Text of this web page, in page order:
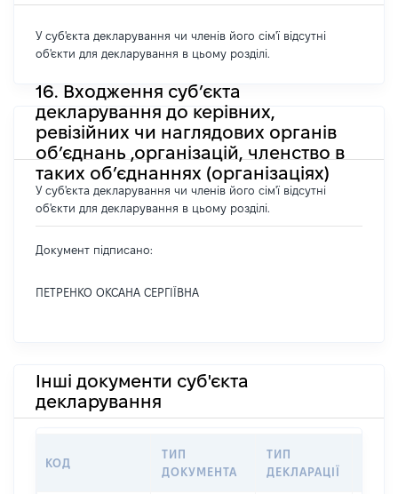
У суб'єкта декларування чи членів його сім'ї відсутні
об'єкти для декларування в цьому розділі.
16. Входження суб’єкта
декларування до керівних,
ревізійних чи наглядових органів
об’єднань ,організацій, членство в
таких об’єднаннях (організаціях)
У суб'єкта декларування чи членів його сім'ї відсутні
об'єкти для декларування в цьому розділі.
Документ підписано:
ПЕТРЕНКО ОКСАНА СЕРГІЇВНА
Інші документи суб'єкта
декларування
КОД
ТИП
ДОКУМЕНТА
ТИП
ДЕКЛАРАЦІЇ